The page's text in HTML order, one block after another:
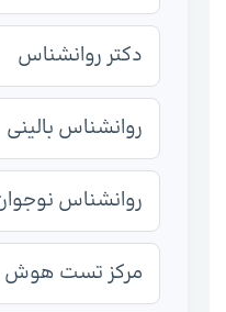
دکتر روانشناس
روانشناس بالینی
روانشناس
مرکز تست هوش